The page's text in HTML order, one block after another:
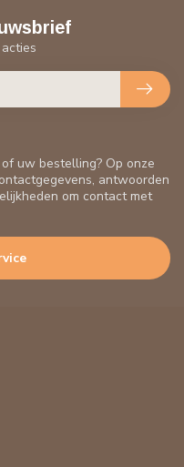
uw bestelling? Op onze
antwoorden
om contact met